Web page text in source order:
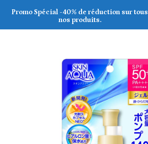
Promo Spécial -40% de réduction sur tous
nos produits.